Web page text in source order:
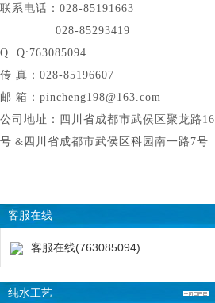
联系电话：028-85191663
028-85293419
Q Q:763085094
传 真：028-85196607
邮 箱：pincheng198@163.com
公司地址：四川省成都市武侯区聚龙路16
号 & 四川省成都市武侯区科园南一路7号
客服在线
客服在线(763085094)
纯水工艺